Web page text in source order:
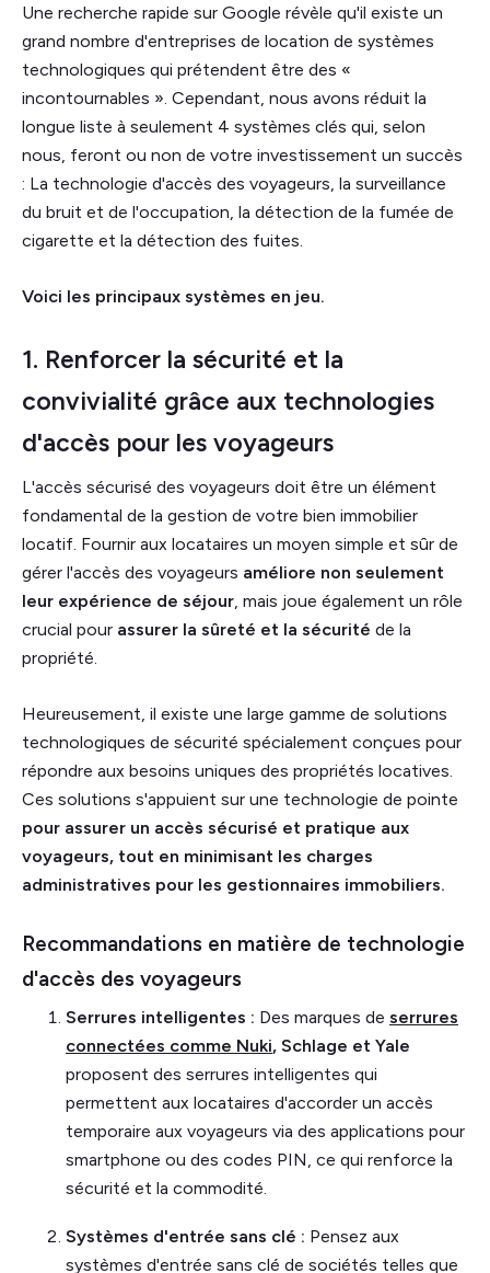
Une recherche rapide sur Google révèle qu'il existe un
grand nombre d'entreprises de location de systèmes
technologiques qui prétendent être des «
incontournables ». Cependant, nous avons réduit la
longue liste à seulement 4 systèmes clés qui, selon
nous, feront ou non de votre investissement un succès
: La technologie d'accès des voyageurs, la surveillance
du bruit et de l'occupation, la détection de la fumée de
cigarette et la détection des fuites.
Voici les principaux systèmes en jeu.
1. Renforcer la sécurité et la
convivialité grâce aux technologies
d'accès pour les voyageurs
L'accès sécurisé des voyageurs doit être un élément
fondamental de la gestion de votre bien immobilier
locatif. Fournir aux locataires un moyen simple et sûr de
gérer l'accès des voyageurs améliore non seulement
leur expérience de séjour , mais joue également un rôle
crucial pour assurer la sûreté et la sécurité de la
propriété.
Heureusement, il existe une large gamme de solutions
technologiques de sécurité spécialement conçues pour
répondre aux besoins uniques des propriétés locatives.
Ces solutions s'appuient sur une technologie de pointe
pour assurer un accès sécurisé et pratique aux
voyageurs, tout en minimisant les charges
administratives pour les gestionnaires immobiliers.
Recommandations en matière de technologie
d'accès des voyageurs
Serrures intelligentes : Des marques de serrures
connectées comme Nuki, Schlage et Yale
proposent des serrures intelligentes qui
permettent aux locataires d'accorder un accès
temporaire aux voyageurs via des applications pour
smartphone ou des codes PIN, ce qui renforce la
sécurité et la commodité.
Systèmes d'entrée sans clé : Pensez aux
systèmes d'entrée sans clé de sociétés telles que